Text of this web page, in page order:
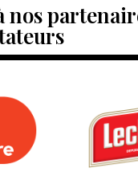
nos